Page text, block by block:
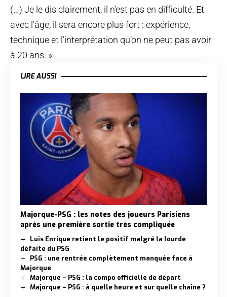
(…) Je le dis clairement, il n’est pas en difficulté. Et
avec l’âge, il sera encore plus fort : expérience,
technique et l’interprétation qu’on ne peut pas avoir
à 20 ans. »
LIRE AUSSI
Majorque-PSG : les notes des joueurs Parisiens
après une première sortie très compliquée
Luis Enrique retient le positif malgré la lourde
défaite du PSG
PSG : une rentrée complètement manquée face à
Majorque
Majorque – PSG : la compo officielle de départ
Majorque – PSG : à quelle heure et sur quelle chaîne ?